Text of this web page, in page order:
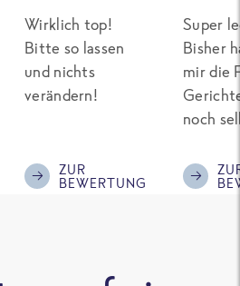
Wirklich top!
Bitte so lassen
und nichts
verändern!
ZUR
BEWERTUNG
Super
Bisher
mir die
noch
Eiweiß.
was